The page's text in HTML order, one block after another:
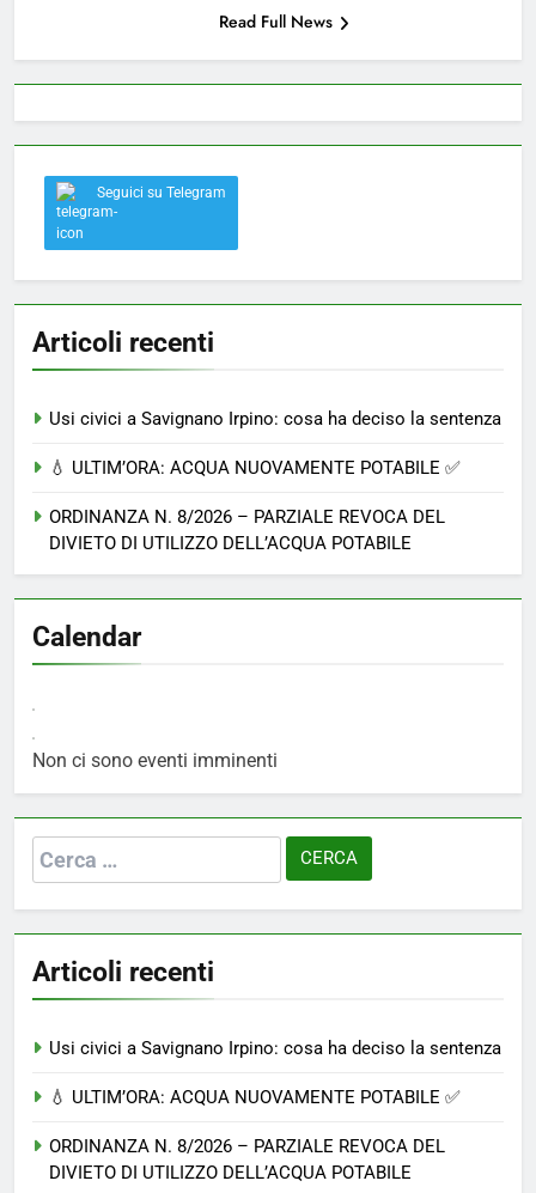
2 Anni Ago
Read Full News
Seguici su Telegram
Articoli recenti
Usi civici a Savignano Irpino: cosa ha deciso la sentenza
💧 ULTIM’ORA: ACQUA NUOVAMENTE POTABILE ✅
ORDINANZA N. 8/2026 – PARZIALE REVOCA DEL
DIVIETO DI UTILIZZO DELL’ACQUA POTABILE
Calendar
Non ci sono eventi imminenti
Ricerca
per:
Articoli recenti
Usi civici a Savignano Irpino: cosa ha deciso la sentenza
💧 ULTIM’ORA: ACQUA NUOVAMENTE POTABILE ✅
ORDINANZA N. 8/2026 – PARZIALE REVOCA DEL
DIVIETO DI UTILIZZO DELL’ACQUA POTABILE